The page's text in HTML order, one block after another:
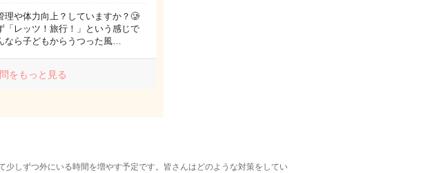
理や体力向上？していますか？🥲
「レッツ！旅行！」という感じで
なら子どもからうつった風…
をもっと見る
しずつ外にいる時間を増やす予定です。皆さんはどのような対策をしてい